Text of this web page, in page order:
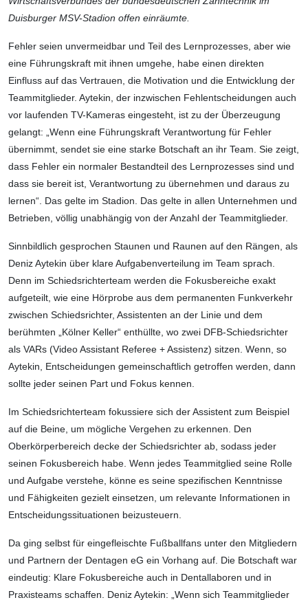
Duisburger MSV-Stadion offen einräumte.
Fehler seien unvermeidbar und Teil des Lernprozesses, aber wie
eine Führungskraft mit ihnen umgehe, habe einen direkten
Einfluss auf das Vertrauen, die Motivation und die Entwicklung der
Teammitglieder. Aytekin, der inzwischen Fehlentscheidungen auch
vor laufenden TV-Kameras eingesteht, ist zu der Überzeugung
gelangt: „Wenn eine Führungskraft Verantwortung für Fehler
übernimmt, sendet sie eine starke Botschaft an ihr Team. Sie zeigt,
dass Fehler ein normaler Bestandteil des Lernprozesses sind und
dass sie bereit ist, Verantwortung zu übernehmen und daraus zu
lernen“. Das gelte im Stadion. Das gelte in allen Unternehmen und
Betrieben, völlig unabhängig von der Anzahl der Teammitglieder.
Sinnbildlich gesprochen Staunen und Raunen auf den Rängen, als
Deniz Aytekin über klare Aufgabenverteilung im Team sprach.
Denn im Schiedsrichterteam werden die Fokusbereiche exakt
aufgeteilt, wie eine Hörprobe aus dem permanenten Funkverkehr
zwischen Schiedsrichter, Assistenten an der Linie und dem
berühmten „Kölner Keller“ enthüllte, wo zwei DFB-Schiedsrichter
als VARs (Video Assistant Referee + Assistenz) sitzen. Wenn, so
Aytekin, Entscheidungen gemeinschaftlich getroffen werden, dann
sollte jeder seinen Part und Fokus kennen.
Im Schiedsrichterteam fokussiere sich der Assistent zum Beispiel
auf die Beine, um mögliche Vergehen zu erkennen. Den
Oberkörperbereich decke der Schiedsrichter ab, sodass jeder
seinen Fokusbereich habe. Wenn jedes Teammitglied seine Rolle
und Aufgabe verstehe, könne es seine spezifischen Kenntnisse
und Fähigkeiten gezielt einsetzen, um relevante Informationen in
Entscheidungssituationen beizusteuern.
Da ging selbst für eingefleischte Fußballfans unter den Mitgliedern
und Partnern der Dentagen eG ein Vorhang auf. Die Botschaft war
eindeutig: Klare Fokusbereiche auch in Dentallaboren und in
Praxisteams schaffen. Deniz Aytekin: „Wenn sich Teammitglieder